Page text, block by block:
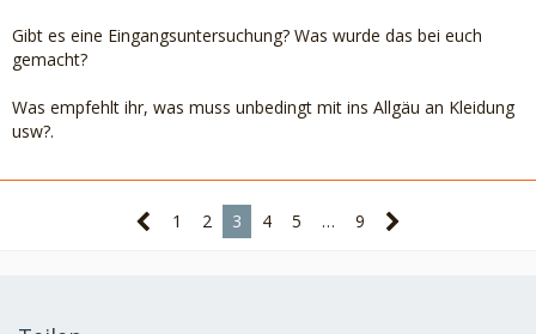
Gibt es eine Eingangsuntersuchung? Was wurde das bei euch
gemacht?
Was empfehlt ihr, was muss unbedingt mit ins Allgäu an Kleidung
usw?.
1 2 3 4 5 … 9